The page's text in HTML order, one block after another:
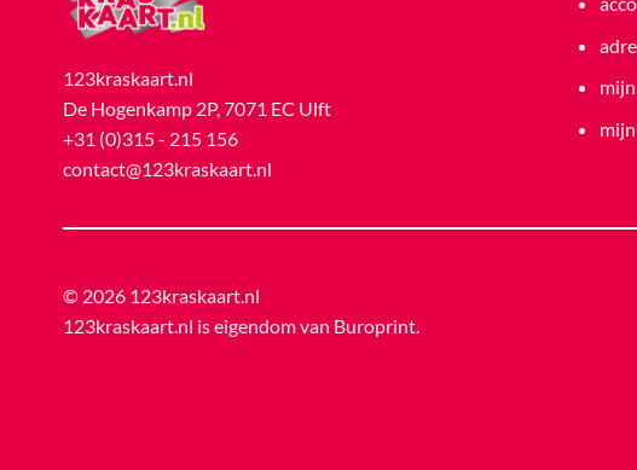
123kraskaart.nl
De Hogenkamp 2P, 7071 EC Ulft
+31 (0)315 - 215 156
contact@123kraskaart.nl
© 2026 123kraskaart.nl
123kraskaart.nl is eigendom van Buroprint.